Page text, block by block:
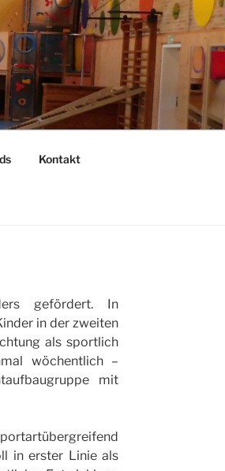
Kontakt
gefördert. In
in der zweiten
als sportlich
wöchentlich –
mit
in erster Linie als